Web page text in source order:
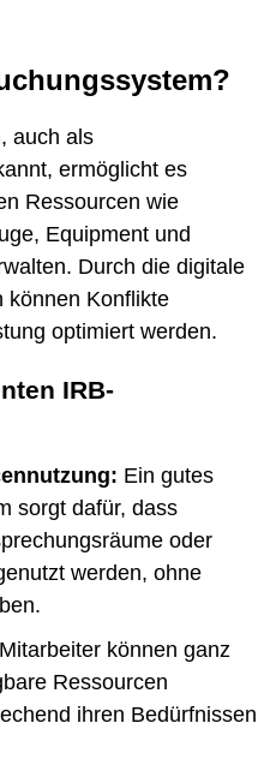
auch als
ermöglicht es
Ressourcen wie
Equipment und
Durch die digitale
können Konflikte
optimiert werden.
IRB-
Ein gutes
sorgt dafür, dass
oder
werden, ohne
Mitarbeiter können ganz
Ressourcen
ihren Bedürfnissen